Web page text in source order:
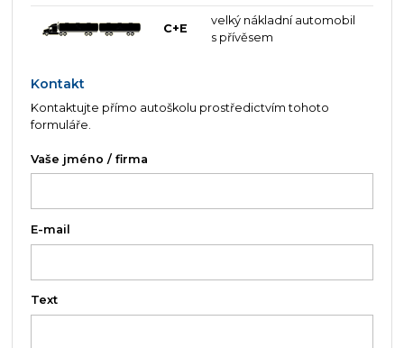
C+E
velký nákladní automobil
s přívěsem
Kontakt
Kontaktujte přímo autoškolu prostředictvím tohoto
formuláře.
Vaše jméno / firma
E-mail
Text